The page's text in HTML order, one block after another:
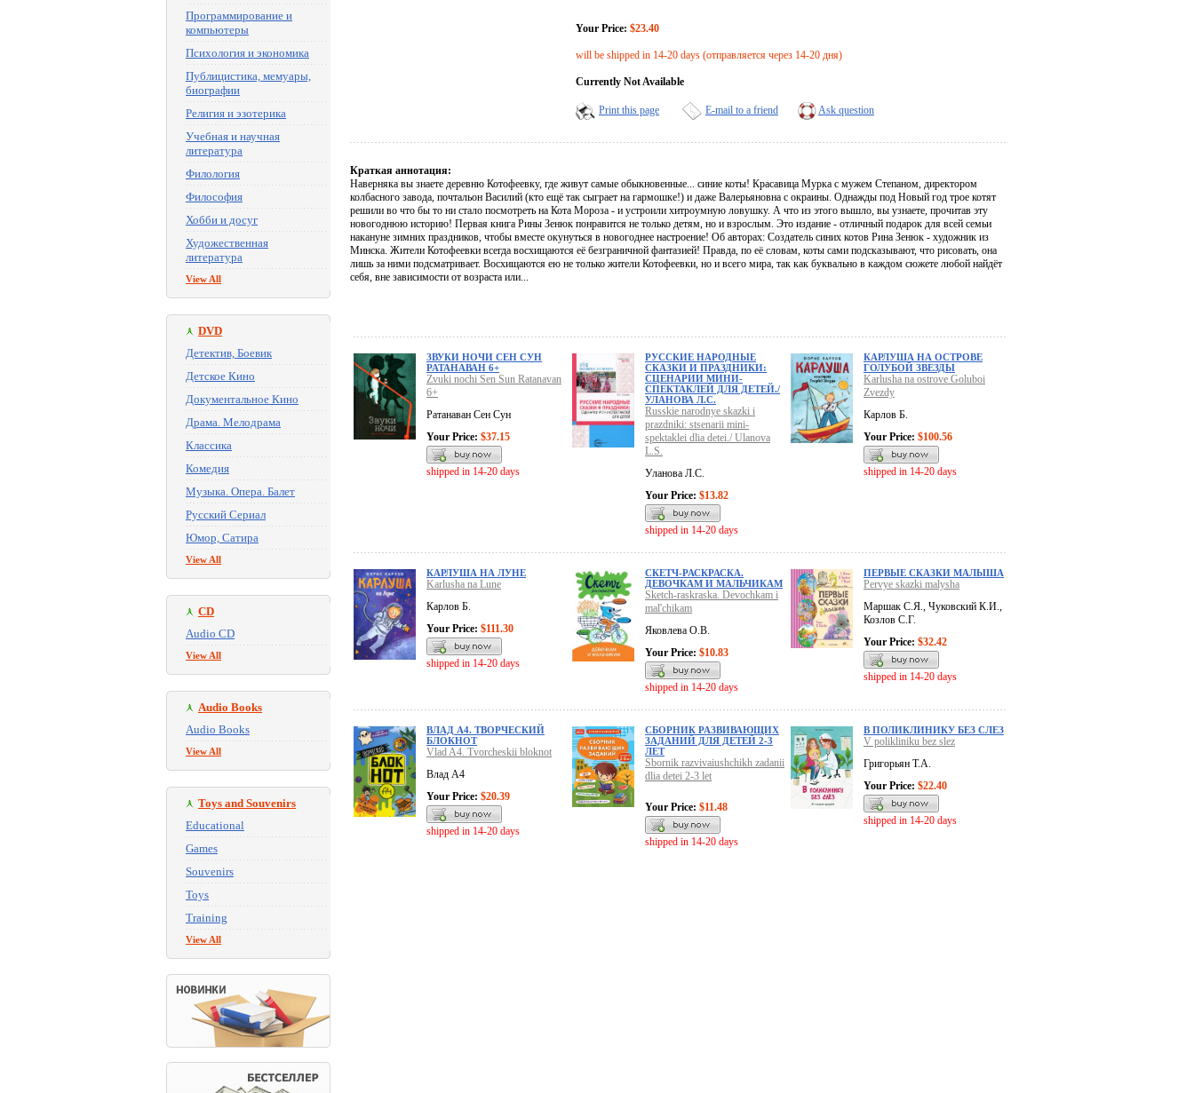
Программирование и
компьютеры
Психология и экономика
Публицистика, мемуары,
биографии
Религия и эзотерика
Учебная и научная
литература
Филология
Философия
Хобби и досуг
Художественная
литература
View All
DVD
Детектив, Боевик
Детское Кино
Документальное Кино
Драма. Мелодрама
Классика
Комедия
Музыка. Опера. Балет
Русский Сериал
Юмор, Сатира
View All
CD
Audio CD
View All
Audio Books
Audio Books
View All
Toys and Souvenirs
Educational
Games
Souvenirs
Toys
Training
View All
Your Price: $23.40
will be shipped in 14-20 days (отправляется через 14-20 дня)
Currently Not Available
Print this page E-mail to a friend Ask question
Краткая аннотация:
Наверняка вы знаете деревню Котофеевку, где живут самые обыкновенные... синие коты! Красавица Мурка с мужем Степаном, директором
колбасного завода, почтальон Василий (кто ещё так сыграет на гармошке!) и даже Валерьяновна с окраины. Однажды под Новый год трое котят
решили во что бы то ни стало посмотреть на Кота Мороза - и устроили хитроумную ловушку. А что из этого вышло, вы узнаете, прочитав эту
новогоднюю историю! Первая книга Рины Зенюк понравится не только детям, но и взрослым. Это издание - отличный подарок для всей семьи
накануне зимних праздников, чтобы вместе окунуться в новогоднее настроение! Об авторах: Создатель синих котов Рина Зенюк - художник из
Минска. Жители Котофеевки всегда восхищаются её безграничной фантазией! Правда, по её словам, коты сами подсказывают, что рисовать, она
лишь за ними подсматривает. Восхищаются ею не только жители Котофеевки, но и всего мира, так как буквально в каждом сюжете любой найдёт
себя, вне зависимости от возраста или...
ЗВУКИ НОЧИ СЕН СУН
РАТАНАВАН 6+
Zvuki nochi Sen Sun Ratanavan
6+
Ратанаван Сен Сун
Your Price: $37.15
shipped in 14-20 days
РУССКИЕ НАРОДНЫЕ
СКАЗКИ И ПРАЗДНИКИ:
СЦЕНАРИИ МИНИ-
СПЕКТАКЛЕЙ ДЛЯ ДЕТЕЙ./
УЛАНОВА Л.С.
Russkie narodnye skazki i
prazdniki: stsenarii mini-
spektaklei dlia detei./ Ulanova
L.S.
Уланова Л.С.
Your Price: $13.82
shipped in 14-20 days
КАРЛУША НА ОСТРОВЕ
ГОЛУБОЙ ЗВЕЗДЫ
Karlusha na ostrove Goluboi
Zvezdy
Карлов Б.
Your Price: $100.56
shipped in 14-20 days
КАРЛУША НА ЛУНЕ
Karlusha na Lune
Карлов Б.
Your Price: $111.30
shipped in 14-20 days
СКЕТЧ-РАСКРАСКА.
ДЕВОЧКАМ И МАЛЬЧИКАМ
Sketch-raskraska. Devochkam i
mal'chikam
Яковлева О.В.
Your Price: $10.83
shipped in 14-20 days
ПЕРВЫЕ СКАЗКИ МАЛЫША
Pervye skazki malysha
Маршак С.Я., Чуковский К.И.,
Козлов С.Г.
Your Price: $32.42
shipped in 14-20 days
ВЛАД А4. ТВОРЧЕСКИЙ
БЛОКНОТ
Vlad A4. Tvorcheskii bloknot
Влад A4
Your Price: $20.39
shipped in 14-20 days
СБОРНИК РАЗВИВАЮЩИХ
ЗАДАНИЙ ДЛЯ ДЕТЕЙ 2-3
ЛЕТ
Sbornik razvivaiushchikh zadanii
dlia detei 2-3 let
Your Price: $11.48
shipped in 14-20 days
В ПОЛИКЛИНИКУ БЕЗ СЛЕЗ
V polikliniku bez slez
Григорьян Т.А.
Your Price: $22.40
shipped in 14-20 days